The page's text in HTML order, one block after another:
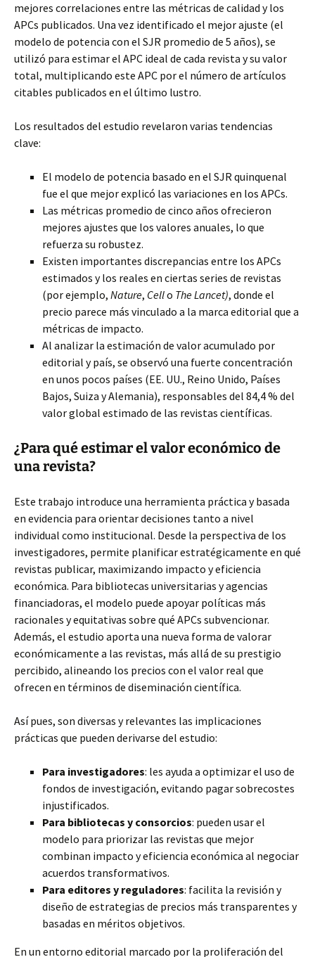
mejores correlaciones entre las métricas de calidad y los
APCs publicados. Una vez identificado el mejor ajuste (el
modelo de potencia con el SJR promedio de 5 años), se
utilizó para estimar el APC ideal de cada revista y su valor
total, multiplicando este APC por el número de artículos
citables publicados en el último lustro.
Los resultados del estudio revelaron varias tendencias
clave:
El modelo de potencia basado en el SJR quinquenal
fue el que mejor explicó las variaciones en los APCs.
Las métricas promedio de cinco años ofrecieron
mejores ajustes que los valores anuales, lo que
refuerza su robustez.
Existen importantes discrepancias entre los APCs
estimados y los reales en ciertas series de revistas
(por ejemplo, Nature, Cello The Lancet), donde el
precio parece más vinculado a la marca editorial que a
métricas de impacto.
Al analizar la estimación de valor acumulado por
editorial y país, se observó una fuerte concentración
en unos pocos países (EE. UU., Reino Unido, Países
Bajos, Suiza y Alemania), responsables del 84,4 % del
valor global estimado de las revistas científicas.
¿Para qué estimar el valor económico de
una revista?
Este trabajo introduce una herramienta práctica y basada
en evidencia para orientar decisiones tanto a nivel
individual como institucional. Desde la perspectiva de los
investigadores, permite planificar estratégicamente en qué
revistas publicar, maximizando impacto y eficiencia
económica. Para bibliotecas universitarias y agencias
financiadoras, el modelo puede apoyar políticas más
racionales y equitativas sobre qué APCs subvencionar.
Además, el estudio aporta una nueva forma de valorar
económicamente a las revistas, más allá de su prestigio
percibido, alineando los precios con el valor real que
ofrecen en términos de diseminación científica.
Así pues, son diversas y relevantes las implicaciones
prácticas que pueden derivarse del estudio:
Para investigadores: les ayuda a optimizar el uso de
fondos de investigación, evitando pagar sobrecostes
injustificados.
Para bibliotecas y consorcios: pueden usar el
modelo para priorizar las revistas que mejor
combinan impacto y eficiencia económica al negociar
acuerdos transformativos.
Para editores y reguladores: facilita la revisión y
diseño de estrategias de precios más transparentes y
basadas en méritos objetivos.
En un entorno editorial marcado por la proliferación del